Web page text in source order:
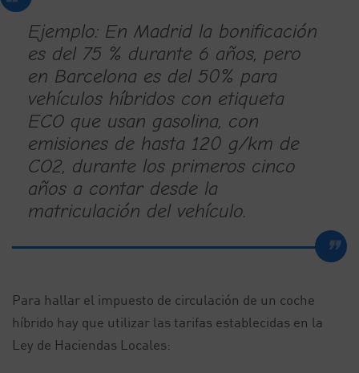
Ejemplo: En Madrid la bonificación
es del 75 % durante 6 años, pero
en Barcelona es del 50% para
vehículos híbridos con etiqueta
ECO que usan gasolina, con
emisiones de hasta 120 g/km de
CO2, durante los primeros cinco
años a contar desde la
matriculación del vehículo.
Para hallar el impuesto de circulación de un coche
híbrido hay que utilizar las tarifas establecidas en la
Ley de Haciendas Locales: